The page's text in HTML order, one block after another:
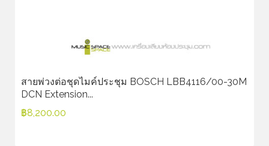
สายพ่วงต่อชุดไมค์ประชุม BOSCH LBB4116/00-30M
DCN Extension...
฿8,200.00